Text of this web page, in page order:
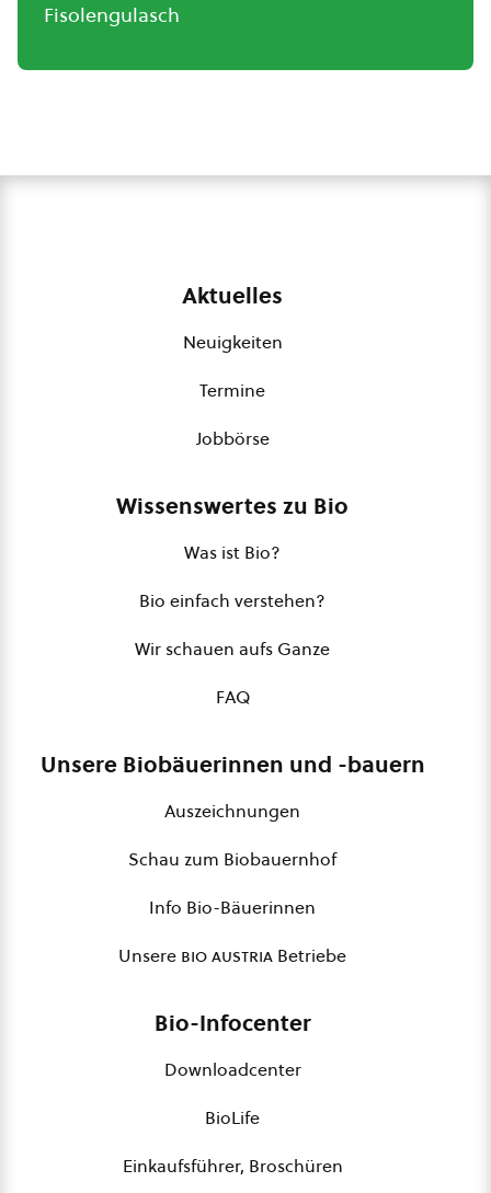
Fisolengulasch
Aktuelles
Neuigkeiten
Termine
Jobbörse
Wissenswertes zu Bio
Was ist Bio?
Bio einfach verstehen?
Wir schauen aufs Ganze
FAQ
Unsere Biobäuerinnen und -bauern
Auszeichnungen
Schau zum Biobauernhof
Info Bio-Bäuerinnen
Unsere bio austria Betriebe
Bio-Infocenter
Downloadcenter
BioLife
Einkaufsführer, Broschüren